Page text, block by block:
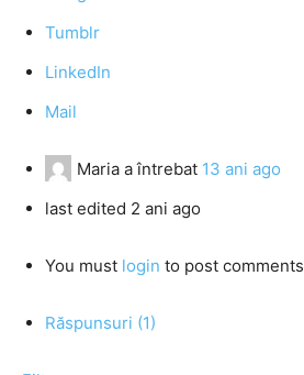
Tumblr
LinkedIn
Mail
Maria a întrebat 13 ani ago
last edited 2 ani ago
You must login to post comments
Răspunsuri (1)